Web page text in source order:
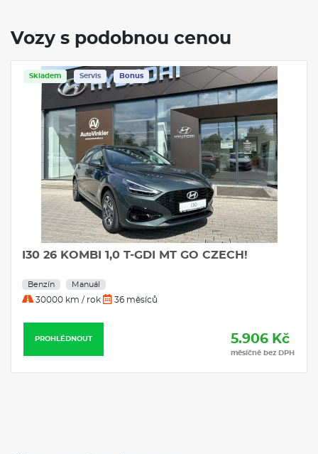
Vozy s podobnou cenou
Skladem Servis Bonus
I30 26 KOMBI 1,0 T-GDI MT GO CZECH!
Benzín Manuál
30000 km / rok 36 měsíců
PROHLÉDNOUT 5.906 Kč
měsíčně bez DPH